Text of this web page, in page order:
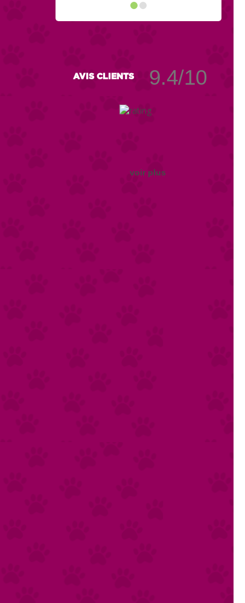
AVIS CLIENTS 9.4/10
voir plus